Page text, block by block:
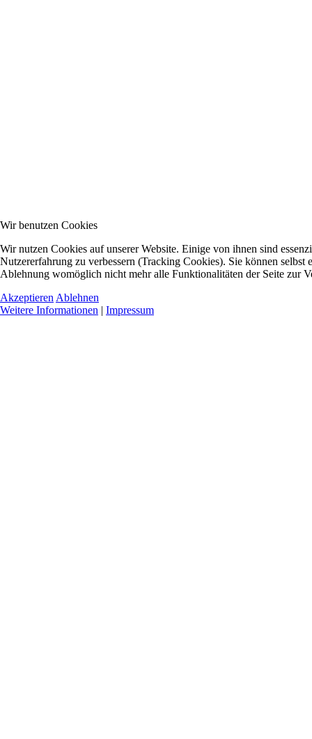
Wir benutzen Cookies
Wir nutzen Cookies auf unserer Website. Einige von ihnen sind
Nutzererfahrung zu verbessern (Tracking Cookies). Sie können selbst
Ablehnung womöglich nicht mehr alle Funktionalitäten der Seite zur
Akzeptieren Ablehnen
Weitere Informationen | Impressum